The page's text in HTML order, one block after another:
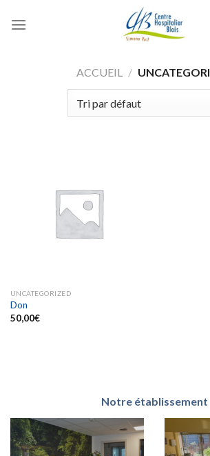
ACCUEIL /
UNCATEGORIZED
Don
50,00€
Notre établissement